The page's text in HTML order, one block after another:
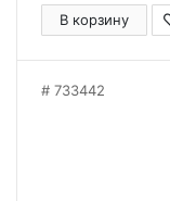
В корзину
733442